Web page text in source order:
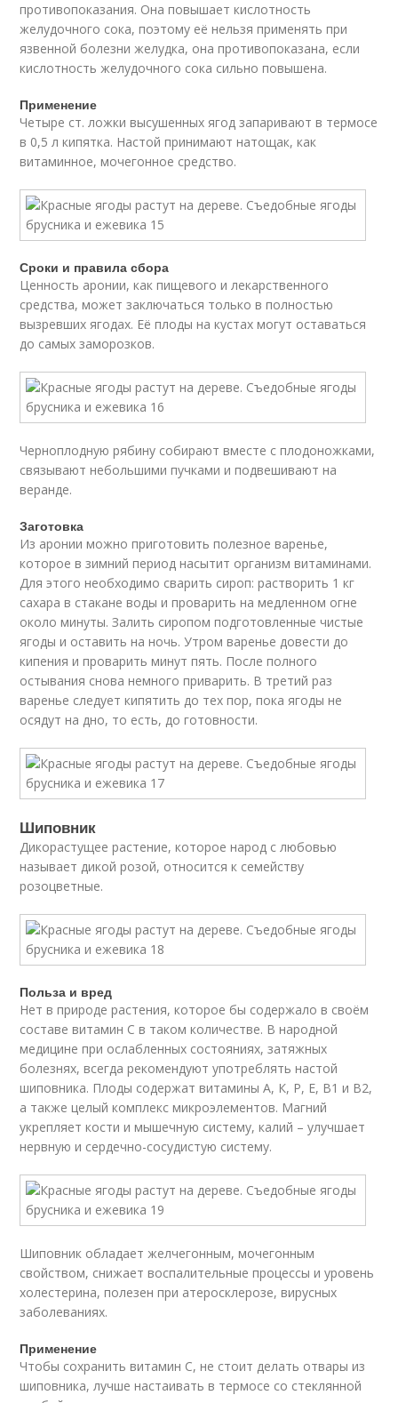
противопоказания. Она повышает кислотность
желудочного сока, поэтому её нельзя применять при
язвенной болезни желудка, она противопоказана, если
кислотность желудочного сока сильно повышена.
Применение
Четыре ст. ложки высушенных ягод запаривают в термосе
в 0,5 л кипятка. Настой принимают натощак, как
витаминное, мочегонное средство.
Сроки и правила сбора
Ценность аронии, как пищевого и лекарственного
средства, может заключаться только в полностью
вызревших ягодах. Её плоды на кустах могут оставаться
до самых заморозков.
Черноплодную рябину собирают вместе с плодоножками,
связывают небольшими пучками и подвешивают на
веранде.
Заготовка
Из аронии можно приготовить полезное варенье,
которое в зимний период насытит организм витаминами.
Для этого необходимо сварить сироп: растворить 1 кг
сахара в стакане воды и проварить на медленном огне
около минуты. Залить сиропом подготовленные чистые
ягоды и оставить на ночь. Утром варенье довести до
кипения и проварить минут пять. После полного
остывания снова немного приварить. В третий раз
варенье следует кипятить до тех пор, пока ягоды не
осядут на дно, то есть, до готовности.
Шиповник
Дикорастущее растение, которое народ с любовью
называет дикой розой, относится к семейству
розоцветные.
Польза и вред
Нет в природе растения, которое бы содержало в своём
составе витамин С в таком количестве. В народной
медицине при ослабленных состояниях, затяжных
болезнях, всегда рекомендуют употреблять настой
шиповника. Плоды содержат витамины А, К, Р, Е, В1 и В2,
а также целый комплекс микроэлементов. Магний
укрепляет кости и мышечную систему, калий – улучшает
нервную и сердечно-сосудистую систему.
Шиповник обладает желчегонным, мочегонным
свойством, снижает воспалительные процессы и уровень
холестерина, полезен при атеросклерозе, вирусных
заболеваниях.
Применение
Чтобы сохранить витамин С, не стоит делать отвары из
шиповника, лучше настаивать в термосе со стеклянной